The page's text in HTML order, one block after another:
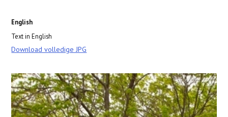
English
Text in English
Download volledige JPG